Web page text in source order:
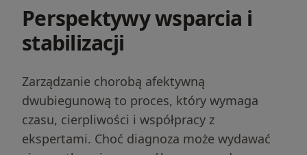
Perspektywy wsparcia i
stabilizacji
Zarządzanie chorobą afektywną
dwubiegunową to proces, który wymaga
czasu, cierpliwości i współpracy z
ekspertami. Choć diagnoza może wydawać